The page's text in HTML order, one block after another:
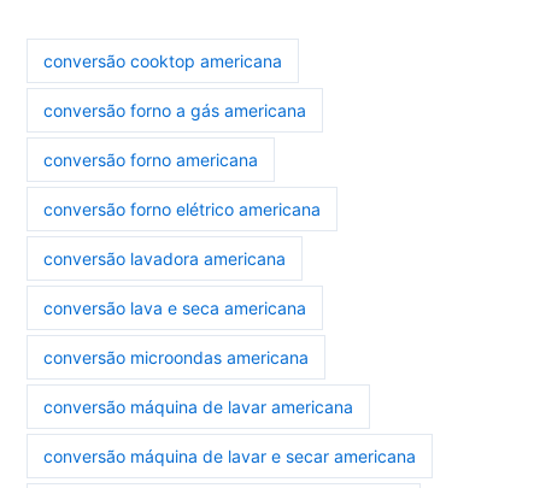
conversão cooktop americana
conversão forno a gás americana
conversão forno americana
conversão forno elétrico americana
conversão lavadora americana
conversão lava e seca americana
conversão microondas americana
conversão máquina de lavar americana
conversão máquina de lavar e secar americana